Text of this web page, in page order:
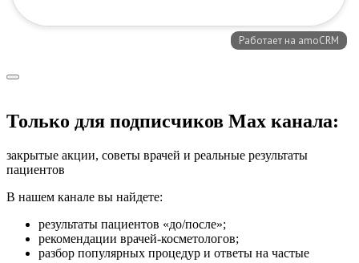
Только для подписчиков Max канала:
закрытые акции, советы врачей и реальные результаты
пациентов
В нашем канале вы найдете:
результаты пациентов «до/после»;
рекомендации врачей-косметологов;
разбор популярных процедур и ответы на частые